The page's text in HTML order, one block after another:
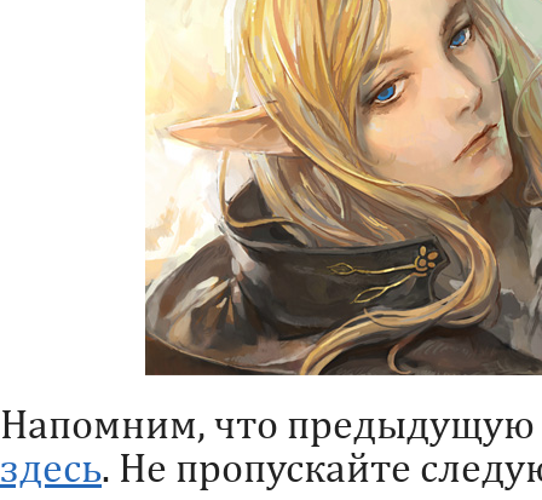
Напомним, что предыдущую
здесь. Не пропускайте